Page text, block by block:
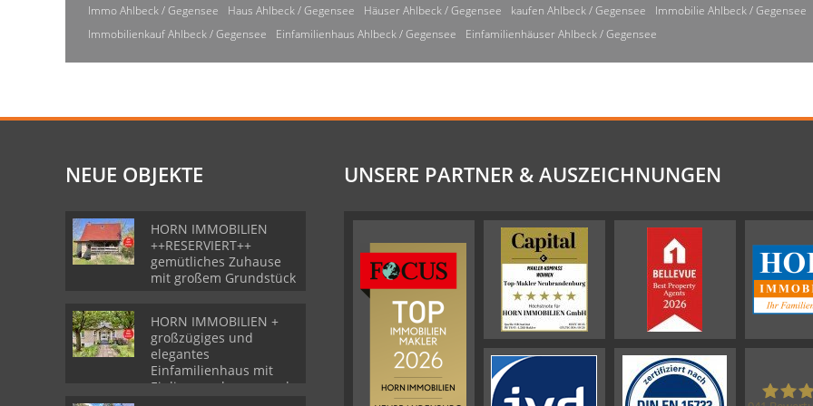
Immo Ahlbeck / Gegensee Haus Ahlbeck / Gegensee Häuser Ahlbeck / Gegensee kaufen Ahlbeck / Gegensee
Immobilie Ahlbeck / Gegensee
Immobilienkauf Ahlbeck / Gegensee
Einfamilienhaus Ahlbeck / Gegensee Einfamilienhäuser Ahlbeck / Gegensee
NEUE OBJEKTE
HORN IMMOBILIEN
++RESERVIERT++
gemütliches Zuhause
mit großem Grundstück
HORN IMMOBILIEN +
großzügiges und
elegantes
Einfamilienhaus mit
Einliegerwohnung und
UNSERE PARTNER & AUSZEICHNUNGEN